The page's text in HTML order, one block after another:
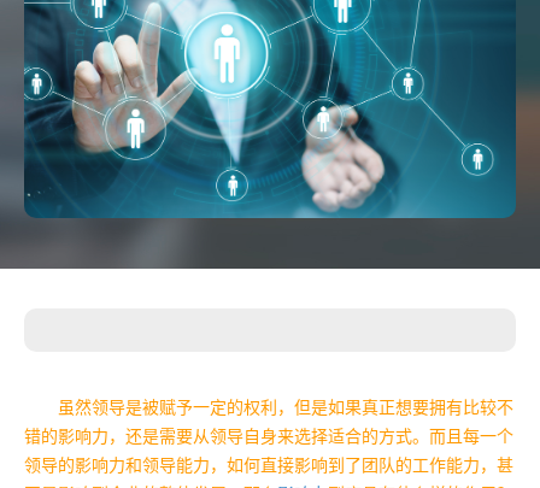
虽然领导是被赋予一定的权利，但是如果真正想要拥有比较不
错的影响力，还是需要从领导自身来选择适合的方式。而且每一个
领导的影响力和领导能力，如何直接影响到了团队的工作能力，甚